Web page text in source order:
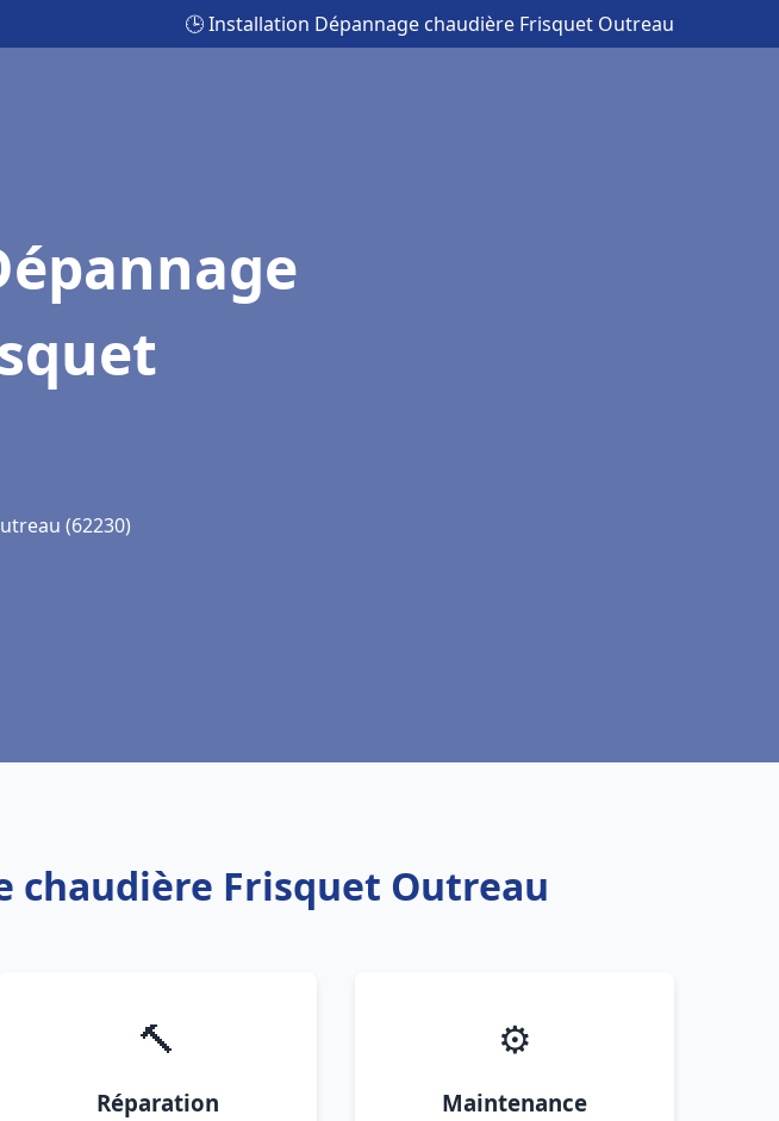
🕒 Installation Dépannage chaudière Frisquet Outreau
(62230)
chaudière Frisquet Outreau
🔨
Réparation
⚙️
Maintenance